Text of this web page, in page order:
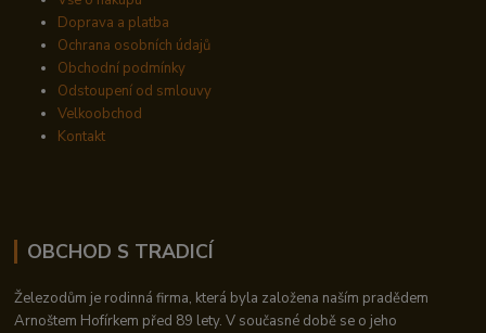
Doprava a platba
Ochrana osobních údajů
Obchodní podmínky
Odstoupení od smlouvy
Velkoobchod
Kontakt
OBCHOD S TRADICÍ
Železodům je rodinná firma, která byla založena naším pradědem
Arnoštem Hofírkem před 89 lety. V současné době se o jeho